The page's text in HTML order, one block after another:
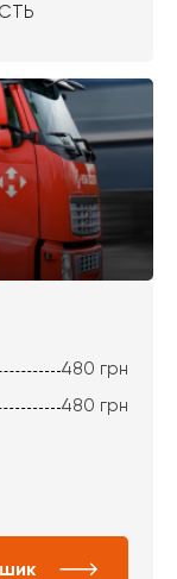
480 грн
480 грн